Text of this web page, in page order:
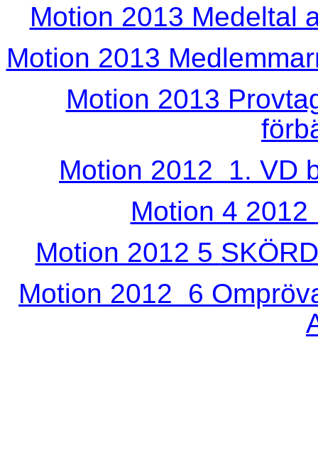
Motion 2013 Medeltal
Motion 2013
Motion 2013
Motion 2012 1. VD
Motion 4 2012
Motion 2012 5
Motion 2012 6